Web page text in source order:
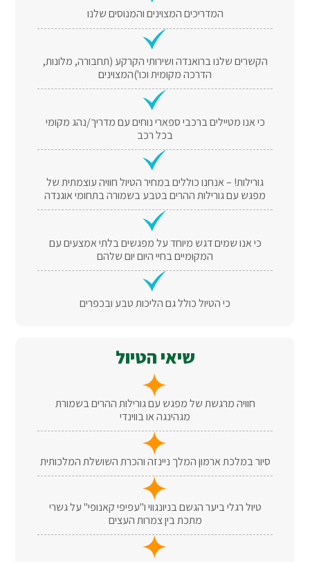
המדריכים המצוינים והמנוסים שלנו
הקשרים שלנו ברואנדה ושירותי הקרקע (תחבורה, מלונות,
הדרכה מקומית וכו')המצוינים
כי אנו מטיילים ברכבי ספארי נוחים עם מדריך/נהג מקומי
בכל רכב
גורילות! – אנחנו כוללים במחיר הטיול חוויה עוצמתית של
מפגש עם גורילות ההרים בטבע בשמורה בתחומי אוגנדה
כי אנו שמים דגש מיוחד על מפגשים בלתי אמצעים עם
המקומיים בחיי היום יום שלהם
כי הטיול כולל גם הליכות טבע ובכפרים
שיאי הטיול
חוויה מרגשת של מפגש עם גורילות ההרים בשמורת
מגהינגה או בווינדי
סיור במלכת ארמון המלך ניינזה והכרת השושלת המלכותית
טיול רגלי ביער הגשם בניונגווי ו"עפיפי קאנופי" על גשרי
מתכת בין צמרות העצים